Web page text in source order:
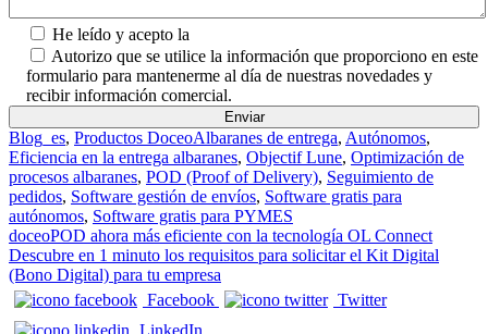
He leído y acepto la
Autorizo que se utilice la información que proporciono en este
formulario para mantenerme al día de nuestras novedades y
recibir información comercial.
Blog_es, Productos DoceoAlbaranes de entrega, Autónomos,
Eficiencia en la entrega albaranes, Objectif Lune, Optimización de
procesos albaranes, POD (Proof of Delivery), Seguimiento de
pedidos, Software gestión de envíos, Software gratis para
autónomos, Software gratis para PYMES
Navegación de entradas
doceoPOD ahora más eficiente con la tecnología OL Connect
Descubre en 1 minuto los requisitos para solicitar el Kit Digital
(Bono Digital) para tu empresa
Facebook
Twitter